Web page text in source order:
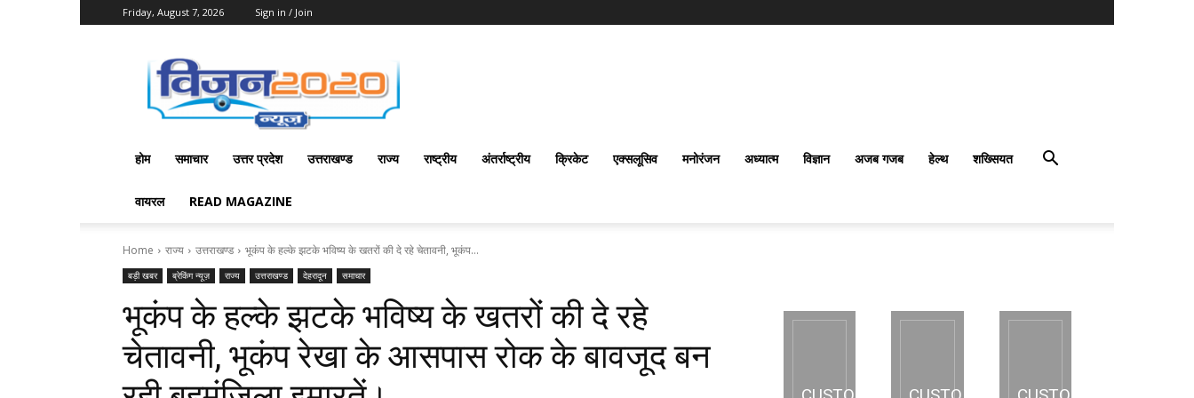
Friday, August 7, 2026 Sign in / Join
2020
News
होम समाचार उत्तर प्रदेश उत्तराखण्ड राज्य राष्ट्रीय अंतर्राष्‍ट्रीय क्रिकेट एक्सलूसिव मनोरंजन अध्यात्म विज्ञान अजब गजब हेल्थ शख्सियत
वायरल READ MAGAZINE
Home राज्य उत्तराखण्ड भूकंप के हल्के झटके भविष्य के खतरों की दे रहे चेतावनी, भूकंप...
बड़ी खबर ब्रेकिंग न्यूज़ राज्य उत्तराखण्ड देहरादून समाचार
भूकंप के हल्के झटके भविष्य के खतरों की दे रहे
चेतावनी, भूकंप रेखा के आसपास रोक के बावजूद बन